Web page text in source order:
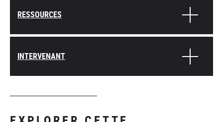
RESSOURCES
INTERVENANT